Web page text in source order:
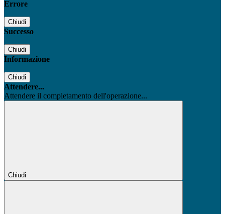
Errore
Chiudi
Successo
Chiudi
Informazione
Chiudi
Attendere...
Attendere il completamento dell'operazione...
Chiudi